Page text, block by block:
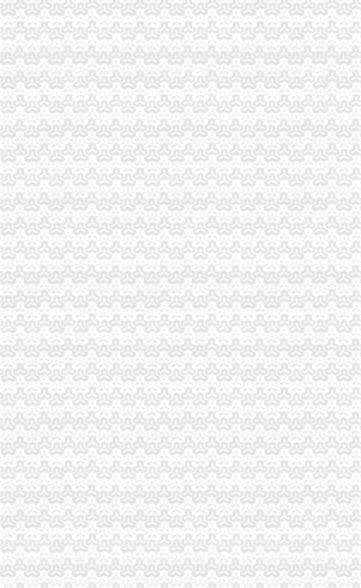
涪陵局立足“六个联系”重庆公司注销扎实开展“一讲
工商干校多措并举确保微型企业创业培训取得成效
工商干校组织召开全市重庆分公司注销微型企业创
市重庆公司注销局举行2010年退役士招录
监察室支部激励纪检监察干部争当“五型”重庆税务
外资处支部召开民主生活会扎实推进“一讲二评三公
市重庆代办公司局外资处制定工作规则规范外资登